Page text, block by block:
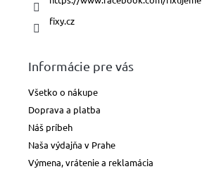
fixy.cz
Informácie pre vás
Všetko o nákupe
Doprava a platba
Náš príbeh
Naša výdajňa v Prahe
Výmena, vrátenie a reklamácia